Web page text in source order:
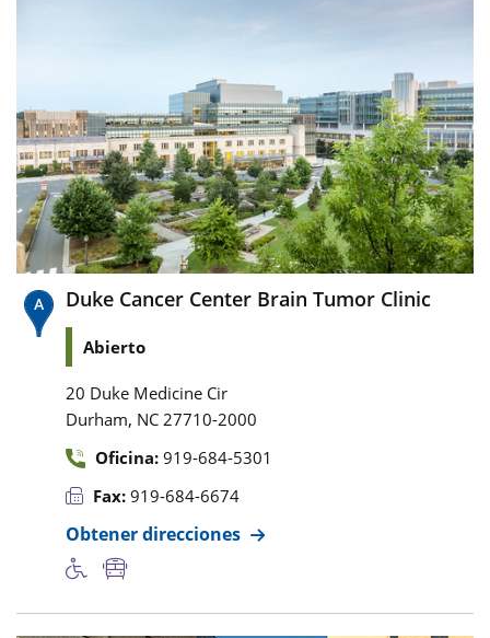
Duke Cancer Center Brain Tumor Clinic
Abierto
20 Duke Medicine Cir
Durham, NC 27710-2000
Oficina: 919-684-5301
Fax: 919-684-6674
Obtener direcciones